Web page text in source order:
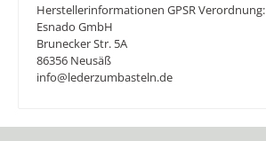
Herstellerinformationen GPSR Verordnung:
Esnado GmbH
Brunecker Str. 5A
86356 Neusäß
info@lederzumbasteln.de